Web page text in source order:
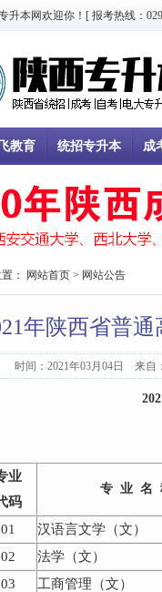
升本网欢迎你！[ 报考热线：
教育 统招专升本 成
： 网站首页 > 网站公告
年陕西省普
时间：2021年03月04日 来
业
码
专 业 名
01 汉语言文学（文）
02
法学（文）
03
工商管理（文）